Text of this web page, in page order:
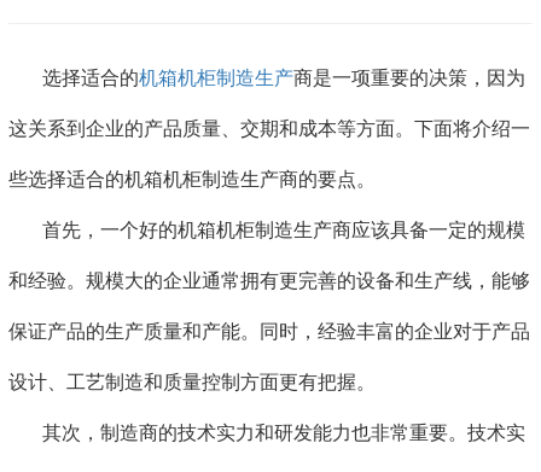
选择适合的机箱机柜制造生产商是一项重要的决策，因为
这关系到企业的产品质量、交期和成本等方面。下面将介绍一
些选择适合的机箱机柜制造生产商的要点。
首先，一个好的机箱机柜制造生产商应该具备一定的规模
和经验。规模大的企业通常拥有更完善的设备和生产线，能够
保证产品的生产质量和产能。同时，经验丰富的企业对于产品
设计、工艺制造和质量控制方面更有把握。
其次，制造商的技术实力和研发能力也非常重要。技术实